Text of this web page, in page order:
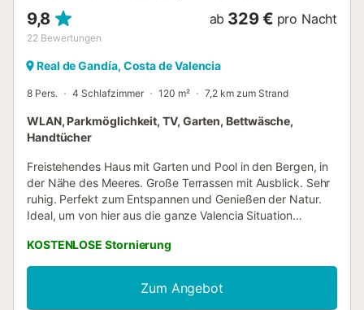
9,8
22 Bewertungen
ab 329 € pro Nacht
Real de Gandía, Costa de Valencia
8 Pers. 4 Schlafzimmer 120 m² 7,2 km zum Strand
WLAN, Parkmöglichkeit, TV, Garten, Bettwäsche,
Handtücher
Freistehendes Haus mit Garten und Pool in den Bergen, in
der Nähe des Meeres. Große Terrassen mit Ausblick. Sehr
ruhig. Perfekt zum Entspannen und Genießen der Natur.
Ideal, um von hier aus die ganze Valencia Situation
von Gandia. Die Stadt ist lebendig und ist auch verbunden,
um den Rest der Gemeinschaft zu besuchen. Das Haus
verfügt über 4 Schlafzimmer für bis zu 8 Personen, 2
Bäder, Küche und ein geräumiges Wohnzimmer, das mit
KOSTENLOSE Stornierung
Zum Angebot